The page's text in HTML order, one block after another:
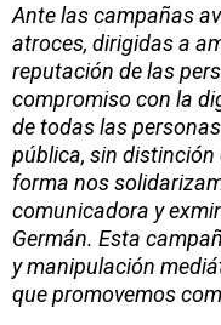
Ante las campañas
atroces, dirigidas a
reputación de las
compromiso con la
de todas las
pública, sin distinción
forma nos
comunicadora y
Germán. Esta
y manipulación
que promovemos